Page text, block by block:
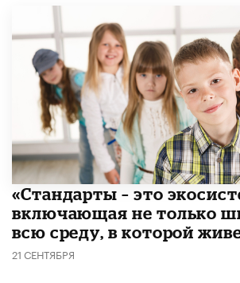
​«Стандарты – это
включающая не только
всю среду, в которой
21 СЕНТЯБРЯ